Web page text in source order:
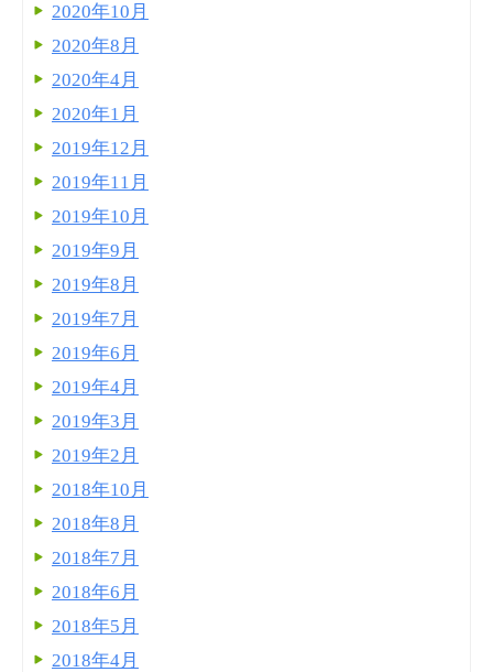
2020年10月
2020年8月
2020年4月
2020年1月
2019年12月
2019年11月
2019年10月
2019年9月
2019年8月
2019年7月
2019年6月
2019年4月
2019年3月
2019年2月
2018年10月
2018年8月
2018年7月
2018年6月
2018年5月
2018年4月